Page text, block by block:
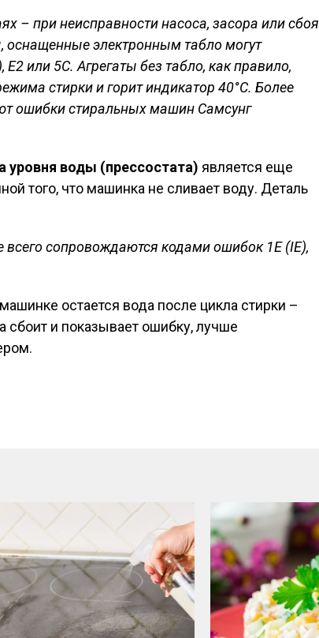
– при неисправности насоса, засора или сбоя
электронным табло могут
или 5С. Агрегаты без табло, как правило,
стирки и горит индикатор 40°С. Более
ошибки стиральных машин Самсунг
уровня воды (прессостата) является еще
того, что машинка не сливает воду. Деталь
сопровождаются кодами ошибок 1Е (IE),
остается вода после цикла стирки –
и показывает ошибку, лучше